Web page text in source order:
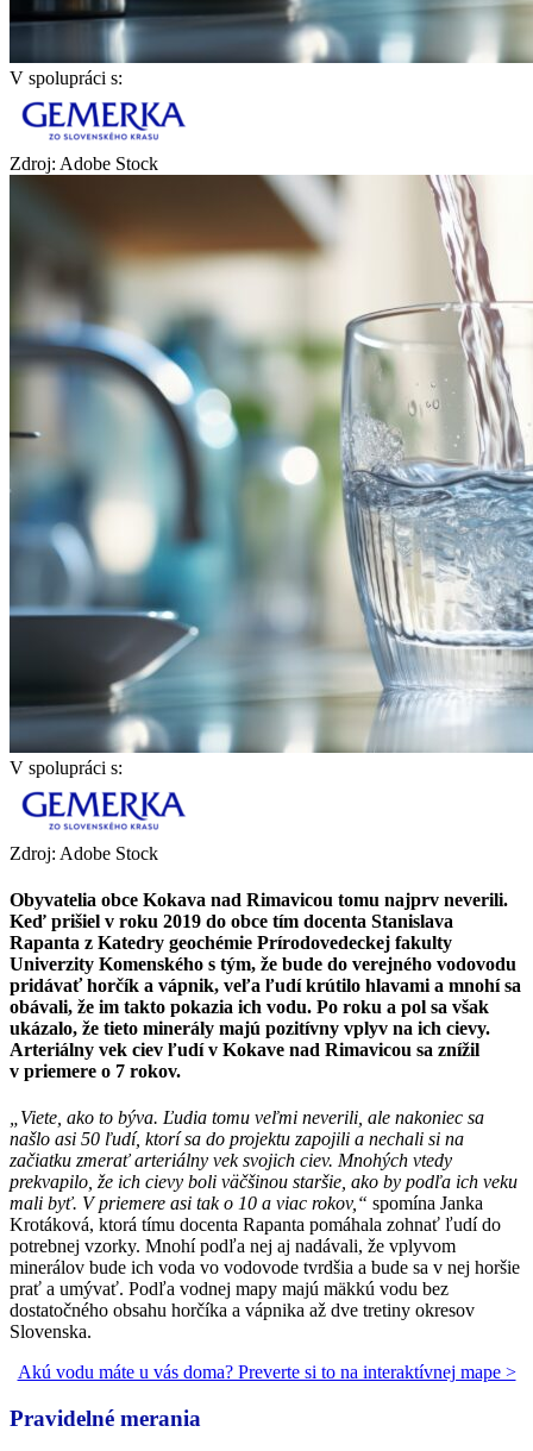
V spolupráci s:
Zdroj: Adobe Stock
V spolupráci s:
Zdroj: Adobe Stock
Obyvatelia obce Kokava nad Rimavicou tomu najprv neverili.
Keď prišiel v roku 2019 do obce tím docenta Stanislava
Rapanta z Katedry geochémie Prírodovedeckej fakulty
Univerzity Komenského s tým, že bude do verejného vodovodu
pridávať horčík a vápnik, veľa ľudí krútilo hlavami a mnohí sa
obávali, že im takto pokazia ich vodu. Po roku a pol sa však
ukázalo, že tieto minerály majú pozitívny vplyv na ich cievy.
Arteriálny vek ciev ľudí v Kokave nad Rimavicou sa znížil
v priemere o 7 rokov.
„Viete, ako to býva. Ľudia tomu veľmi neverili, ale nakoniec sa
našlo asi 50 ľudí, ktorí sa do projektu zapojili a nechali si na
začiatku zmerať arteriálny vek svojich ciev. Mnohých vtedy
prekvapilo, že ich cievy boli väčšinou staršie, ako by podľa ich veku
mali byť. V priemere asi tak o 10 a viac rokov,“ spomína Janka
Krotáková, ktorá tímu docenta Rapanta pomáhala zohnať ľudí do
potrebnej vzorky. Mnohí podľa nej aj nadávali, že vplyvom
minerálov bude ich voda vo vodovode tvrdšia a bude sa v nej horšie
prať a umývať. Podľa vodnej mapy majú mäkkú vodu bez
dostatočného obsahu horčíka a vápnika až dve tretiny okresov
Slovenska.
Akú vodu máte u vás doma? Preverte si to na interaktívnej mape >
Pravidelné merania